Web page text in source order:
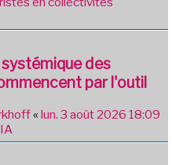
systémique des
par l'outil
« lun. 3 août 2026 18:09